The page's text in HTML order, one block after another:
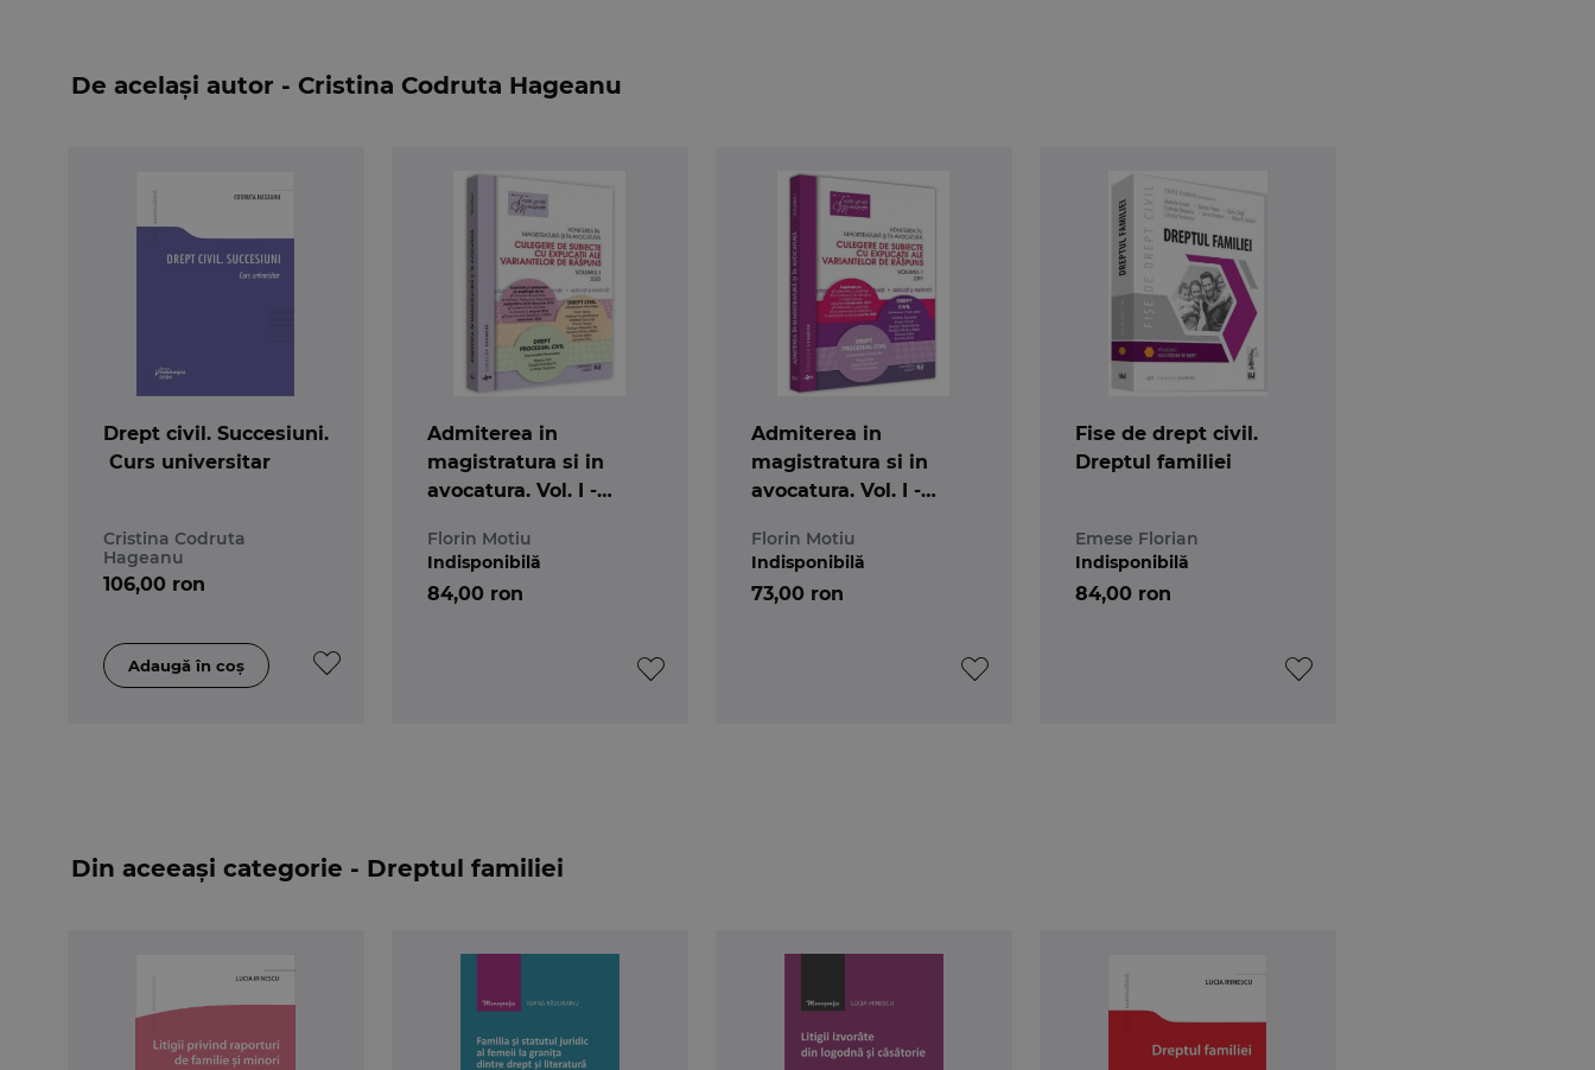
De același autor - Cristina Codruta Hageanu
Drept civil. Succesiuni.
Curs universitar
Cristina Codruta
Hageanu
106,00 ron
Admiterea in
magistratura si in
avocatura. Vol. I -
procesual civil 2020
Florin Motiu
84,00 ron
Indisponibilă
Admiterea in
magistratura si in
avocatura. Vol. I -
procesual civil
Florin Motiu
73,00 ron
Indisponibilă
Fise de drept civil.
Dreptul familiei
Emese Florian
84,00 ron
Indisponibilă
Din aceeași categorie - Dreptul familiei